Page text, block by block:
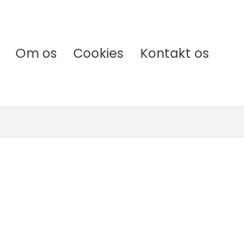
Om os Cookies Kontakt os